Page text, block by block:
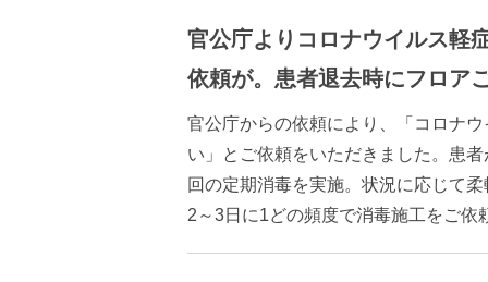
官公庁よりコロナウイルス軽
依頼が。患者退去時にフロア
官公庁からの依頼により、「コロナ
い」とご依頼をいただきました。患
回の定期消毒を実施。状況に応じて
2～3日に1どの頻度で消毒施工をご依